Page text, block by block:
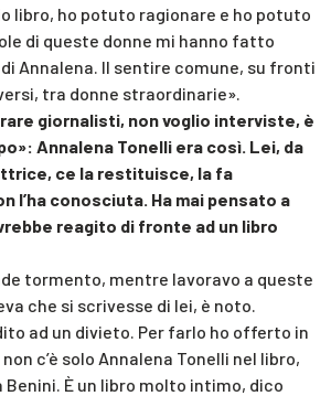
libro, ho potuto ragionare e ho potuto
di queste donne mi hanno fatto
Annalena. Il sentire comune, su fronti
tra donne straordinarie».
giornalisti, non voglio interviste, è
Annalena Tonelli era così. Lei, da
ce la restituisce, la fa
l’ha conosciuta. Ha mai pensato a
reagito di fronte ad un libro
tormento, mentre lavoravo a queste
che si scrivesse di lei, è noto.
ad un divieto. Per farlo ho offerto in
c’è solo Annalena Tonelli nel libro,
Benini. È un libro molto intimo, dico